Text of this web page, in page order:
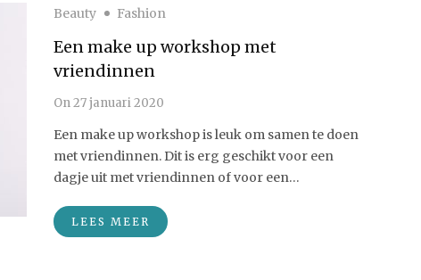
Beauty Fashion
Een make up workshop met
vriendinnen
On27 januari 2020
Een make up workshop is leuk om samen te doen
met vriendinnen. Dit is erg geschikt voor een
dagje uit met vriendinnen of voor een…
LEES MEER